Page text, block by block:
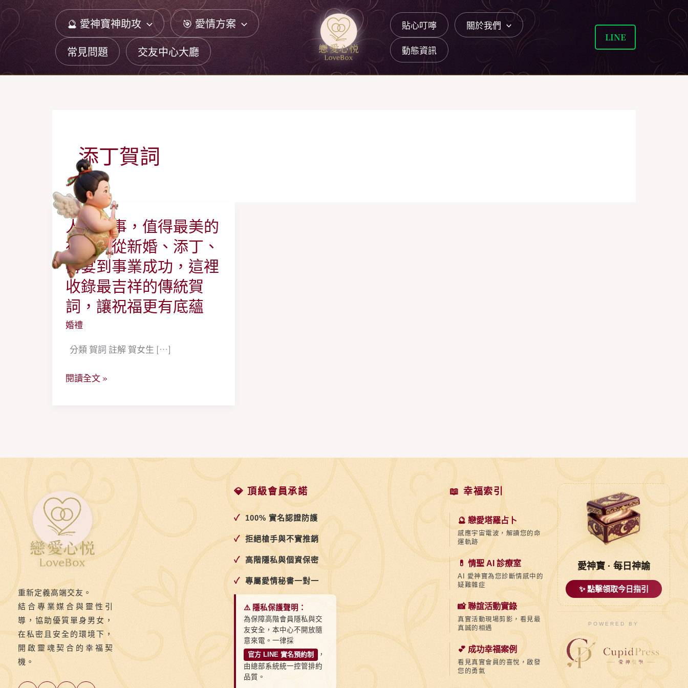
跳
至
主
要
內
🔮 愛神寶神助攻
🎯 愛情方案
常見問題
交友中心大廳
貼心叮嚀
關於我們
動態資訊
LINE
添丁賀詞
人生大事，值得最美的
祝福。從新婚、添丁、
壽宴到事業成功，這裡
收錄最吉祥的傳統賀
詞，讓祝福更有底蘊
婚禮
分類 賀詞 註解 賀女生 […]
人
生
大
事，
值
得
最
的
福。
丁、
宴
到
事
業
成
這
裡
收
錄
最
祥
閱讀全文 »
重新定義高端交友。
結合專業媒合與靈性引
導，協助優質單身男女，
在私密且安全的環境下，
開啟靈魂契合的幸福契
機。
💎 頂級會員承諾
✓ 100% 實名認證防護
✓ 拒絕槍手與不實推銷
✓ 高階隱私與個資保密
✓ 專屬愛情秘書一對一
⚠️ 隱私保護聲明：
為保障高階會員隱私與交
友安全，本中心不開放隨
意來電。一律採
官方 LINE 實名預約制
，
由總部系統統一控管排約
品質。
📖 幸福索引
🔮 戀愛塔羅占卜
感應宇宙電波，解讀您的命
運軌跡
💊 情聖 AI 診療室
AI 愛神寶為您診斷情感中的
疑難雜症
📸 聯誼活動實錄
真實活動現場剪影，看見最
真誠的相遇
💕 成功幸福案例
看見真實會員的喜悅，啟發
您的勇氣
愛神寶 · 每日神諭
✨ 點擊領取今日指引
POWERED BY